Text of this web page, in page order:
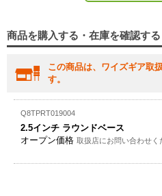
商品を購入する・在庫を確認する
この商品は、ワイズギア取
す。
Q8TPRT019004
2.5インチ ラウンドベース
オープン価格 取扱店にお問い合わせく